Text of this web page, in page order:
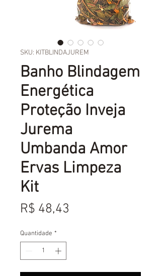
SKU: KITBLINDAJUREM
Banho Blindagem
Energética
Proteção Inveja
Jurema
Umbanda Amor
Ervas Limpeza
Kit
R$ 48,43
Quantidade *